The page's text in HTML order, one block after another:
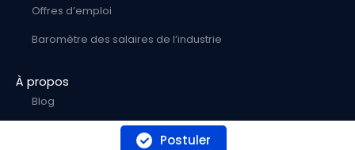
Postuler
Offres d’emploi
Baromètre des salaires de l’industrie
À propos
Blog